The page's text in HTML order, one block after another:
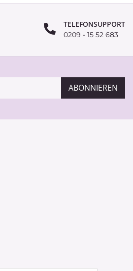
TELEFONSUPPORT
0209 - 15 52 683
ABONNIEREN